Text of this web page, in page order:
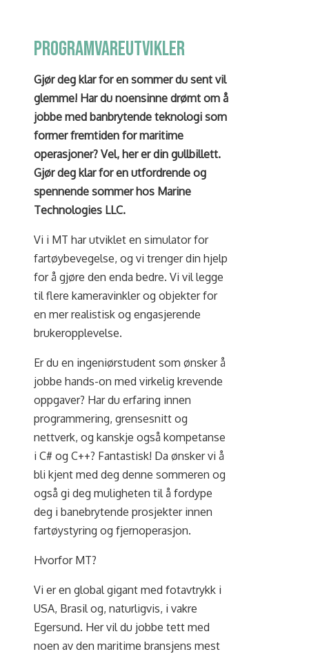
programvareutvikler
Gjør deg klar for en sommer du sent vil
glemme! Har du noensinne drømt om å
jobbe med banbrytende teknologi som
former fremtiden for maritime
operasjoner? Vel, her er din gullbillett.
Gjør deg klar for en utfordrende og
spennende sommer hos Marine
Technologies LLC.
Vi i MT har utviklet en simulator for
fartøybevegelse, og vi trenger din hjelp
for å gjøre den enda bedre. Vi vil legge
til flere kameravinkler og objekter for
en mer realistisk og engasjerende
brukeropplevelse.
Er du en ingeniørstudent som ønsker å
jobbe hands-on med virkelig krevende
oppgaver? Har du erfaring innen
programmering, grensesnitt og
nettverk, og kanskje også kompetanse
i C# og C++? Fantastisk! Da ønsker vi å
bli kjent med deg denne sommeren og
også gi deg muligheten til å fordype
deg i banebrytende prosjekter innen
fartøystyring og fjernoperasjon.
Hvorfor MT?
Vi er en global gigant med fotavtrykk i
USA, Brasil og, naturligvis, i vakre
Egersund. Her vil du jobbe tett med
noen av den maritime bransjens mest